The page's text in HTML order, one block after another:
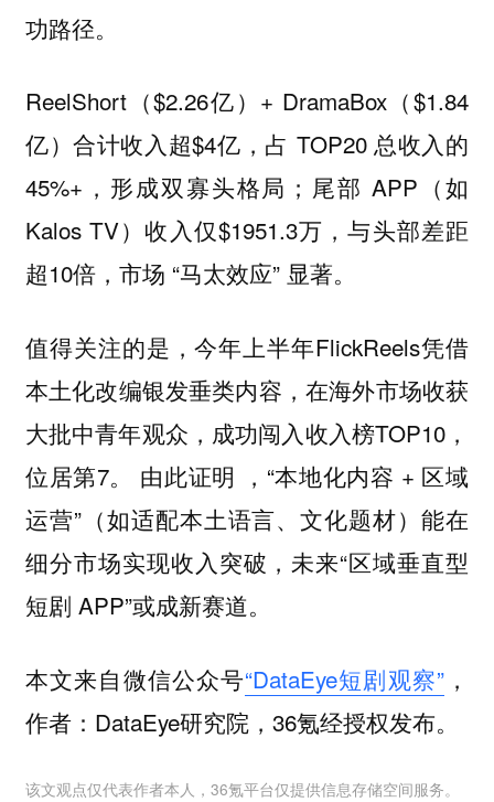
功路径。
ReelShort（$2.26亿）+ DramaBox（$1.84
亿）合计收入超$4亿，占 TOP20 总收入的
45%+，形成双寡头格局；尾部 APP（如
Kalos TV）收入仅$1951.3万，与头部差距
超10倍，市场 “马太效应” 显著。
值得关注的是，今年上半年FlickReels凭借
本土化改编银发垂类内容，在海外市场收获
大批中青年观众，成功闯入收入榜TOP10，
位居第7。 由此证明 ，“本地化内容 + 区域
运营”（如适配本土语言、文化题材）能在
细分市场实现收入突破，未来“区域垂直型
短剧 APP”或成新赛道。
本文来自微信公众号“DataEye短剧观察”，
作者：DataEye研究院，36氪经授权发布。
该文观点仅代表作者本人，36氪平台仅提供信息存储空间服务。